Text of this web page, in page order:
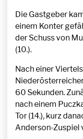
Die Gastgeber
einem Konter
der Schuss von
(10.).
Nach einer
60 Sekunden.
nach einem
Tor (14.), kurz
Anderson-Zuspiel